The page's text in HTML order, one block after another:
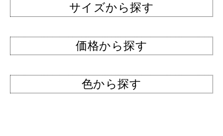
サイズから探す
価格から探す
色から探す